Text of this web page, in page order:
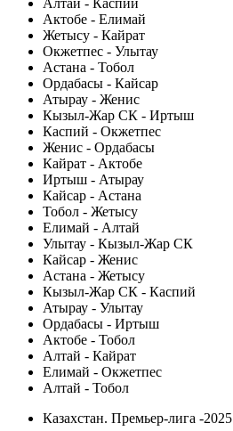
Алтай - Каспий
Актобе - Елимай
Жетысу - Кайрат
Окжетпес - Улытау
Астана - Тобол
Ордабасы - Кайсар
Атырау - Женис
Кызыл-Жар СК - Иртыш
Каспий - Окжетпес
Женис - Ордабасы
Кайрат - Актобе
Иртыш - Атырау
Кайсар - Астана
Тобол - Жетысу
Елимай - Алтай
Улытау - Кызыл-Жар СК
Кайсар - Женис
Астана - Жетысу
Кызыл-Жар СК - Каспий
Атырау - Улытау
Ордабасы - Иртыш
Актобе - Тобол
Алтай - Кайрат
Елимай - Окжетпес
Алтай - Тобол
Казахстан. Премьер-лига -2025